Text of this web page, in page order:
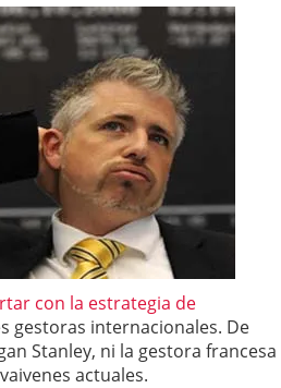
que muchas empresas
20/07/2026
Mexicanos Antes de
ventajas reales para pymes
trabajas por cuenta propia
con la estrategia de
gestoras internacionales. De
Stanley, ni la gestora francesa
actuales.